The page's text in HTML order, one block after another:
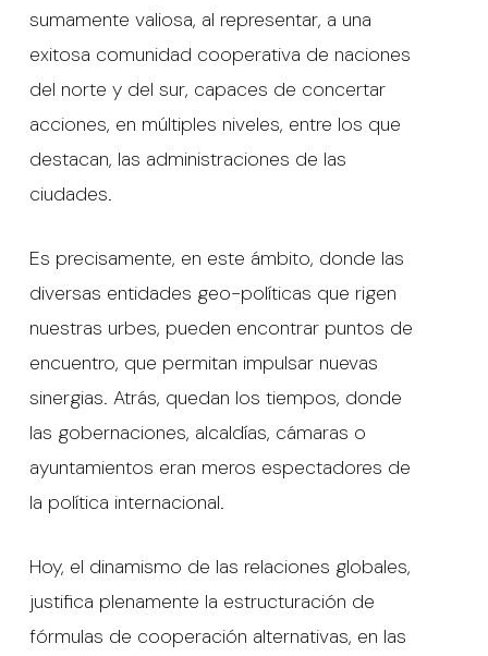
sumamente valiosa, al representar, a una
exitosa comunidad cooperativa de naciones
del norte y del sur, capaces de concertar
acciones, en múltiples niveles, entre los que
destacan, las administraciones de las
ciudades.
Es precisamente, en este ámbito, donde las
diversas entidades geo-políticas que rigen
nuestras urbes, pueden encontrar puntos de
encuentro, que permitan impulsar nuevas
sinergias. Atrás, quedan los tiempos, donde
las gobernaciones, alcaldías, cámaras o
ayuntamientos eran meros espectadores de
la política internacional.
Hoy, el dinamismo de las relaciones globales,
justifica plenamente la estructuración de
fórmulas de cooperación alternativas, en las